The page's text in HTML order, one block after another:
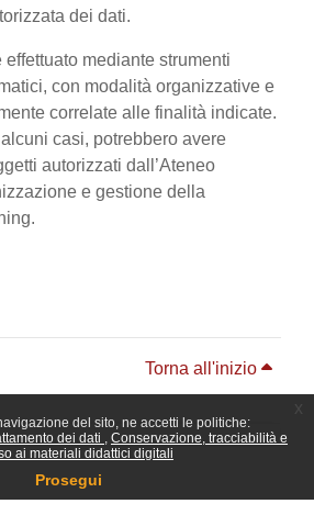
del sito, ne accetti le politiche:
dei dati
Conservazione, tracciabilità e
ai materiali didattici digitali
Prosegui
dei dati.
effettuato mediante strumenti
con modalità organizzative e
correlate alle finalità indicate.
casi, potrebbero avere
autorizzati dall’Ateneo
e gestione della
Torna all'inizio